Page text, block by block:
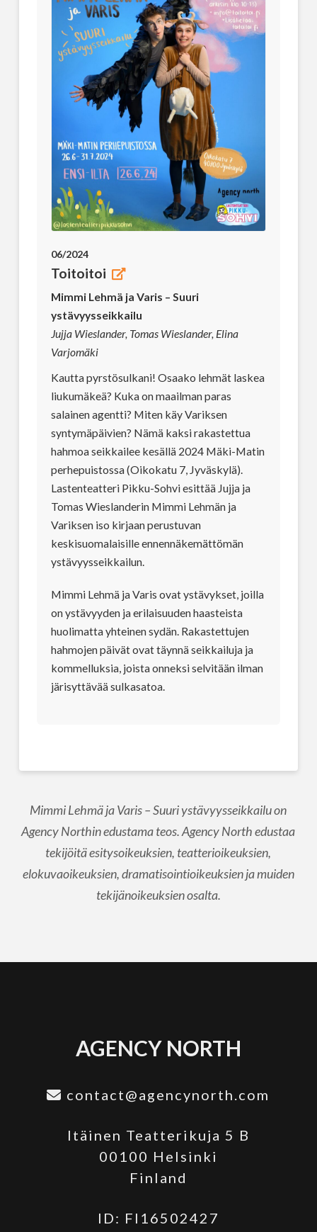
06/2024
Toitoitoi
Mimmi Lehmä ja Varis – Suuri
ystävyysseikkailu
Jujja Wieslander, Tomas Wieslander, Elina
Varjomäki
Kautta pyrstösulkani! Osaako lehmät laskea
liukumäkeä? Kuka on maailman paras
salainen agentti? Miten käy Variksen
syntymäpäivien? Nämä kaksi rakastettua
hahmoa seikkailee kesällä 2024 Mäki-Matin
perhepuistossa (Oikokatu 7, Jyväskylä).
Lastenteatteri Pikku-Sohvi esittää Jujja ja
Tomas Wieslanderin Mimmi Lehmän ja
Variksen iso kirjaan perustuvan
keskisuomalaisille ennennäkemättömän
ystävyysseikkailun.
Mimmi Lehmä ja Varis ovat ystävykset, joilla
on ystävyyden ja erilaisuuden haasteista
huolimatta yhteinen sydän. Rakastettujen
hahmojen päivät ovat täynnä seikkailuja ja
kommelluksia, joista onneksi selvitään ilman
järisyttävää sulkasatoa.
Mimmi Lehmä ja Varis – Suuri ystävyysseikkailu on
Agency Northin edustama teos. Agency North edustaa
tekijöitä esitysoikeuksien, teatterioikeuksien,
elokuvaoikeuksien, dramatisointioikeuksien ja muiden
tekijänoikeuksien osalta.
AGENCY NORTH
contact@agencynorth.com
Itäinen Teatterikuja 5 B
00100 Helsinki
Finland
ID: FI16502427